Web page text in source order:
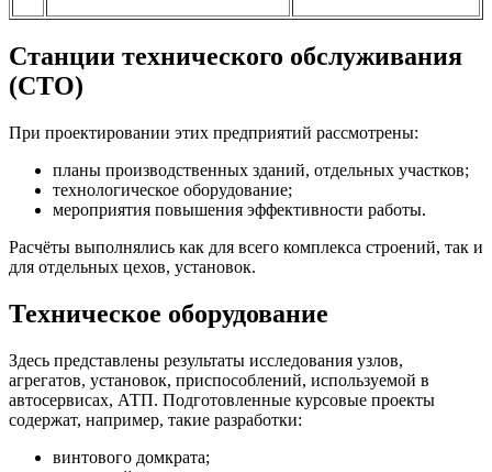
Станции технического обслуживания
(СТО)
При проектировании этих предприятий рассмотрены:
планы производственных зданий, отдельных участков;
технологическое оборудование;
мероприятия повышения эффективности работы.
Расчёты выполнялись как для всего комплекса строений, так и
для отдельных цехов, установок.
Техническое оборудование
Здесь представлены результаты исследования узлов,
агрегатов, установок, приспособлений, используемой в
автосервисах, АТП. Подготовленные курсовые проекты
содержат, например, такие разработки:
винтового домкрата;